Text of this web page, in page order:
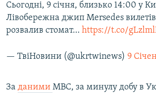
Сьогодні, 9 січня, близько 14:00 у
Лівобережна джип Mersedes вилетів
розвалив стомат… https://t.co/
— ТвіНовини (@ukrtwinews) 9
За даними МВС, за минулу добу в